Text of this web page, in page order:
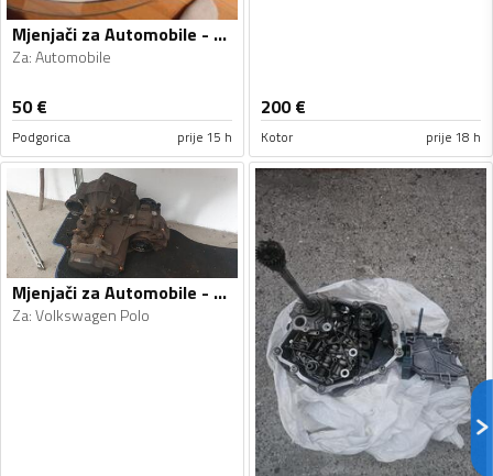
Mjenjači za Automobile - Automobile - Univerzalno
Za:Automobile
50€
Podgorica prije 15 h
200€
Kotor prije 18 h
Mjenjači za Automobile - Volkswagen - Polo - 2010
Za:Volkswagen Polo